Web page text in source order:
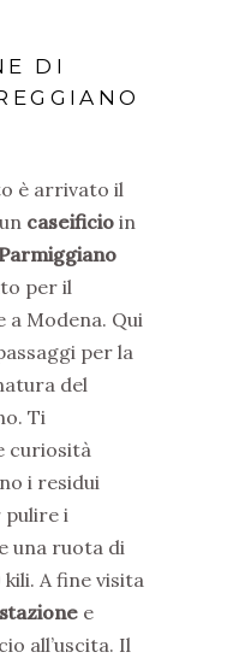
DI
è arrivato il
caseificio in
per il
a Modena. Qui
per la
del
Ti
curiosità
i residui
pulire i
una ruota di
A fine visita
e
all’uscita. Il